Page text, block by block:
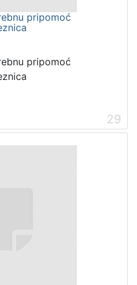
pripomoć
pripomoć
29